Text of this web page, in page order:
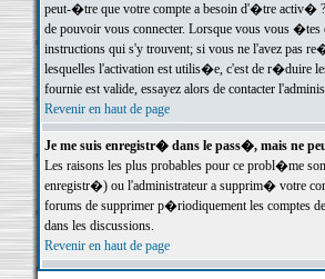
peut-�tre que votre compte a besoin d'�tre activ�
de pouvoir vous connecter. Lorsque vous vous
instructions qui s'y trouvent; si vous ne l'avez pas
lesquelles l'activation est utilis�e, c'est de r�duire
fournie est valide, essayez alors de contacter
Revenir en haut de page
Je me suis enregistr� dans le pass�, mais ne
Les raisons les plus probables pour ce probl�me
enregistr�) ou l'administrateur a supprim� votre
forums de supprimer p�riodiquement les comptes
dans les discussions.
Revenir en haut de page